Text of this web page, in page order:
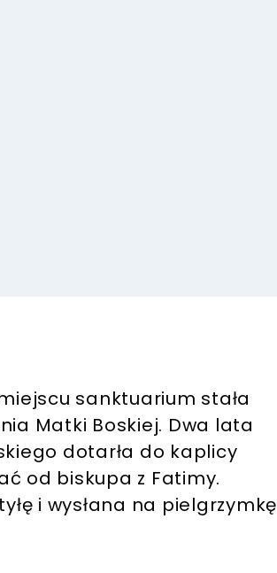
sanktuarium stała
Matki Boskiej. Dwa lata
dotarła do kaplicy
od biskupa z Fatimy.
i wysłana na pielgrzymkę